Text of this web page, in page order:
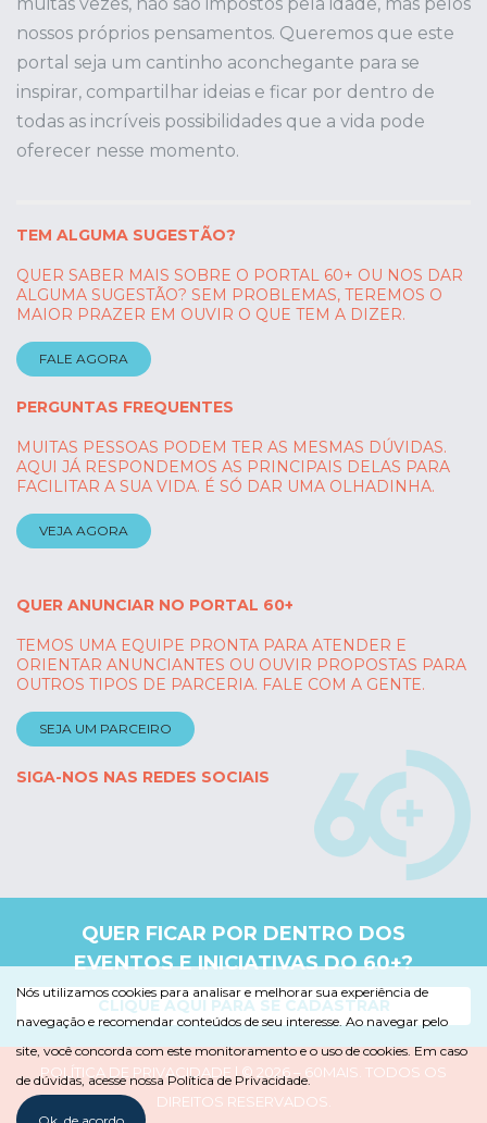
nossos próprios pensamentos. Queremos que este
portal seja um cantinho aconchegante para se
inspirar, compartilhar ideias e ficar por dentro de
todas as incríveis possibilidades que a vida pode
oferecer nesse momento.
TEM ALGUMA SUGESTÃO?
QUER SABER MAIS SOBRE O PORTAL 60+ OU NOS DAR
ALGUMA SUGESTÃO? SEM PROBLEMAS, TEREMOS O
MAIOR PRAZER EM OUVIR O QUE TEM A DIZER.
FALE AGORA
PERGUNTAS FREQUENTES
MUITAS PESSOAS PODEM TER AS MESMAS DÚVIDAS.
AQUI JÁ RESPONDEMOS AS PRINCIPAIS DELAS PARA
FACILITAR A SUA VIDA. É SÓ DAR UMA OLHADINHA.
VEJA AGORA
QUER ANUNCIAR NO PORTAL 60+
TEMOS UMA EQUIPE PRONTA PARA ATENDER E
ORIENTAR ANUNCIANTES OU OUVIR PROPOSTAS PARA
OUTROS TIPOS DE PARCERIA. FALE COM A GENTE.
SEJA UM PARCEIRO
SIGA-NOS NAS REDES SOCIAIS
QUER FICAR POR DENTRO DOS
EVENTOS E INICIATIVAS DO 60+?
CLIQUE AQUI PARA SE CADASTRAR
POLÍTICA DE PRIVACIDADE | © 2026 – 60MAIS. TODOS OS
DIREITOS RESERVADOS.
Nós utilizamos cookies para analisar e melhorar sua experiência de
navegação e recomendar conteúdos de seu interesse. Ao navegar pelo
site, você concorda com este monitoramento e o uso de cookies. Em caso
de dúvidas, acesse nossa Política de Privacidade.